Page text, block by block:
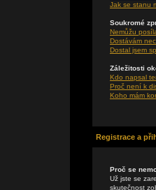
Jak se stanu
Soukromé
Nemůžu
Dostávám
Dostal jsem
Záležitosti
Kdo napsal
Proč není k
Koho mám
Registrace a
Proč se
Už jste se
skutečnost